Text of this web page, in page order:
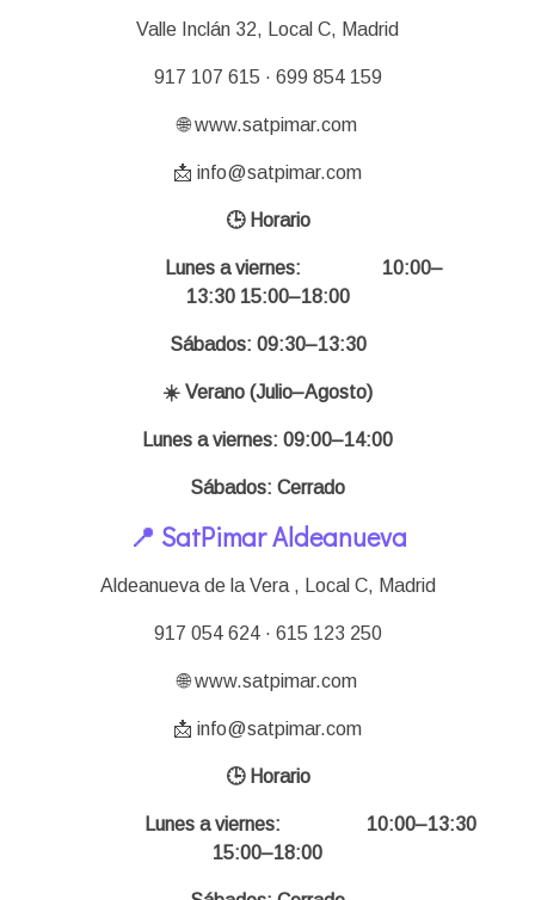
Valle Inclán 32, Local C, Madrid
917 107 615 · 699 854 159
🌐 www.satpimar.com
📩 info@satpimar.com
🕒 Horario
Lunes a viernes:
10:00–
13:30 15:00–18:00
Sábados: 09:30–13:30
☀️ Verano (Julio–Agosto)
Lunes a viernes: 09:00–14:00
Sábados: Cerrado
📍 SatPimar Aldeanueva
Aldeanueva de la Vera , Local C, Madrid
917 054 624 · 615 123 250
🌐 www.satpimar.com
📩 info@satpimar.com
🕒 Horario
Lunes a viernes: 10:00–13:30
15:00–18:00